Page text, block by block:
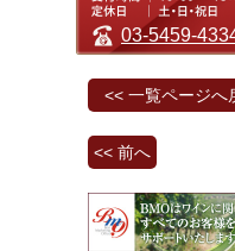
03-5459-
<< 一覧ページへ
<< 前へ